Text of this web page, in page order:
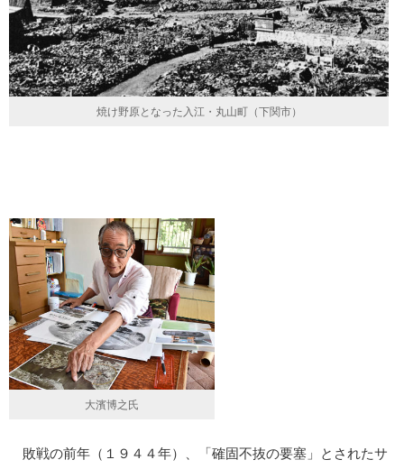
焼け野原となった入江・丸山町（下関市）
大濱博之氏
敗戦の前年（１９４４年）、「確固不抜の要塞」とされたサ